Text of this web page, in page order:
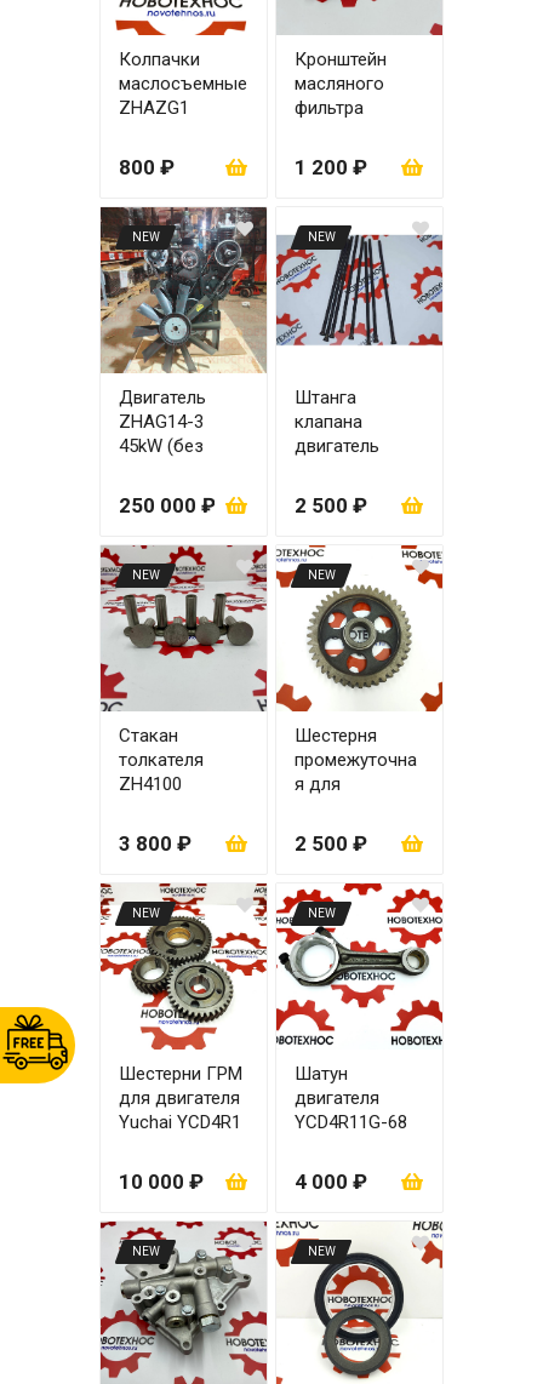
Колпачки
маслосъемные
ZHAZG1
800 ₽
Кронштейн
масляного
фильтра
1 200 ₽
NEW
Двигатель
ZHAG14-3
45kW (без
HUAFENG в
сборе
250 000 ₽
NEW
Штанга
клапана
двигатель
YCD4R11G-68
(комплект 8
шт.)
2 500 ₽
NEW
Стакан
толкателя
ZH4100
шт.)
3 800 ₽
NEW
Шестерня
промежуточна
я для
ZHAZG1/ZHBG
14-A
2 500 ₽
NEW
Шестерни ГРМ
для двигателя
Yuchai YCD4R1
10 000 ₽
NEW
Шатун
двигателя
YCD4R11G-68
1004050C)
4 000 ₽
NEW NEW